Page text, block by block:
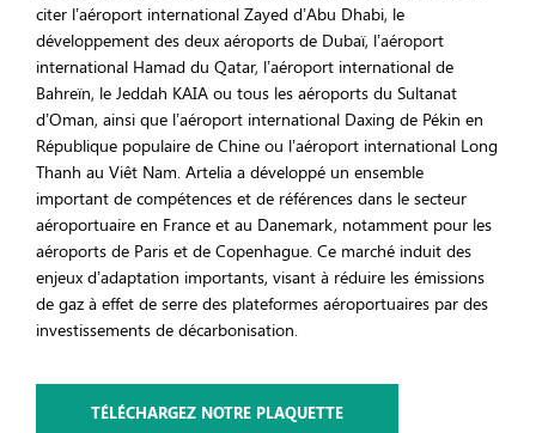
citer l’aéroport international Zayed d’Abu Dhabi, le
développement des deux aéroports de Dubaï, l’aéroport
international Hamad du Qatar, l’aéroport international de
Bahreïn, le Jeddah KAIA ou tous les aéroports du Sultanat
d’Oman, ainsi que l’aéroport international Daxing de Pékin en
République populaire de Chine ou l’aéroport international Long
Thanh au Viêt Nam. Artelia a développé un ensemble
important de compétences et de références dans le secteur
aéroportuaire en France et au Danemark, notamment pour les
aéroports de Paris et de Copenhague. Ce marché induit des
enjeux d’adaptation importants, visant à réduire les émissions
de gaz à effet de serre des plateformes aéroportuaires par des
investissements de décarbonisation.
TÉLÉCHARGEZ NOTRE PLAQUETTE